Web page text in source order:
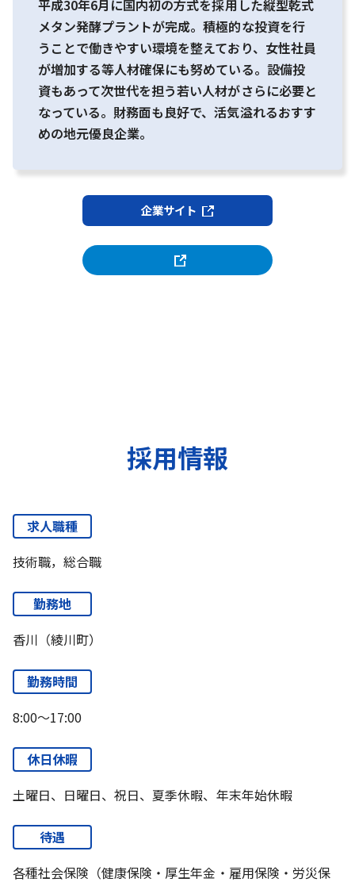
平成30年6月に国内初の方式を採用した縦型乾式
メタン発酵プラントが完成。積極的な投資を行
うことで働きやすい環境を整えており、女性社員
が増加する等人材確保にも努めている。設備投
資もあって次世代を担う若い人材がさらに必要と
なっている。財務面も良好で、活気溢れるおすす
めの地元優良企業。
企業サイト
採用情報
求人職種
技術職，総合職
勤務地
香川（綾川町）
勤務時間
8:00～17:00
休日休暇
土曜日、日曜日、祝日、夏季休暇、年末年始休暇
待遇
各種社会保険（健康保険・厚生年金・雇用保険・労災保